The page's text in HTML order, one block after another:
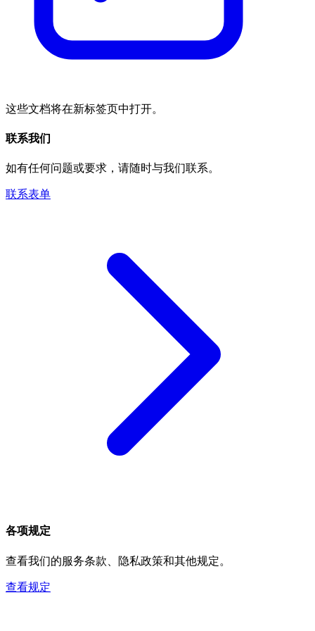
这些文档将在新标签页中打开。
联系我们
如有任何问题或要求，请随时与我们联系。
联系表单
各项规定
查看我们的服务条款、隐私政策和其他规定。
查看规定